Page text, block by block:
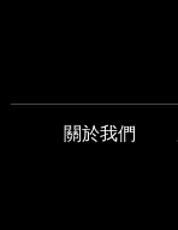
關於我們